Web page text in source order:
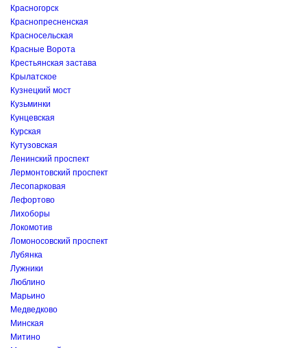
Красногорск
Краснопресненская
Красносельская
Красные Ворота
Крестьянская застава
Крылатское
Кузнецкий мост
Кузьминки
Кунцевская
Курская
Кутузовская
Ленинский проспект
Лермонтовский проспект
Лесопарковая
Лефортово
Лихоборы
Локомотив
Ломоносовский проспект
Лубянка
Лужники
Люблино
Марьино
Медведково
Минская
Митино